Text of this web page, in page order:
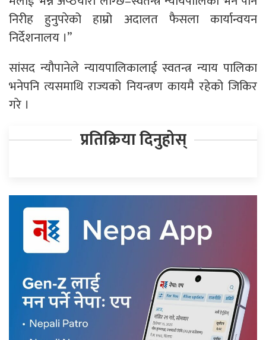
निरीह हुनुपरेको हाम्रो अदालत फैसला कार्यान्वयन
निर्देशनालय ।”
सांसद न्यौपानेले न्यायपालिकालाई स्वतन्त्र न्याय पालिका
भनेपनि त्यसमाथि राज्यको नियन्त्रण कायमै रहेको जिकिर
गरे ।
प्रतिक्रिया दिनुहोस्